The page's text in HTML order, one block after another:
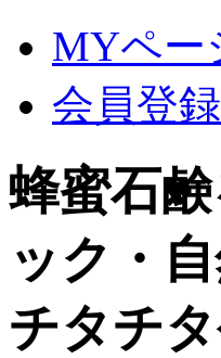
MYペー
会員登録
蜂蜜石
ック・
チタチ